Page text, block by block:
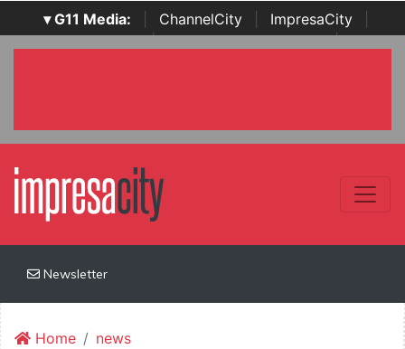
▾ G11 Media: ChannelCity ImpresaCity
SecurityOpenLab | Italian Channel Awards | Italian
Newsletter
Home
news